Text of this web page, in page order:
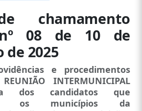
chamamento
08 de 10 de
de 2025
e procedimentos
INTERMUNICIPAL
dos candidatos que
os municípios da